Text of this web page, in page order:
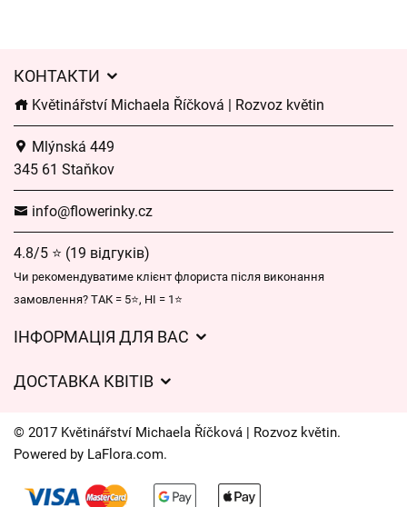
КОНТАКТИ
Květinářství Michaela Říčková | Rozvoz květin
Mlýnská 449
345 61 Staňkov
info@flowerinky.cz
4.8/5 ⭐ (19 відгуків)
Чи рекомендуватиме клієнт флориста після виконання
замовлення? ТАК = 5⭐, НІ = 1⭐
ІНФОРМАЦІЯ ДЛЯ ВАС
Захист персональних даних
Час доставки квітів – огляд можливостей
ДОСТАВКА КВІТІВ
Куди ми доставляємо квіти
Контакти
© 2017 Květinářství Michaela Říčková | Rozvoz květin.
Powered by LaFlora.com.